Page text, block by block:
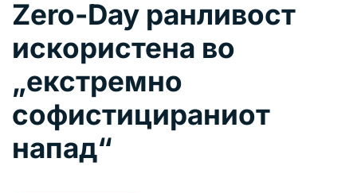
Zero-Day ранливост
искористена во
„екстремно
софистицираниот
напад“